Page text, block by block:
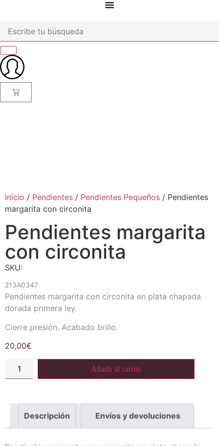
Inicio / Pendientes / Pendientes Pequeños / Pendientes
margarita con circonita
Pendientes margarita
con circonita
SKU:
213A0347
Pendientes margarita con circonita en plata chapada
dorada primera ley.
Cierre presión. Acabado brillo.
20,00€
Añadir al carrito
Descripción Envíos y devoluciones